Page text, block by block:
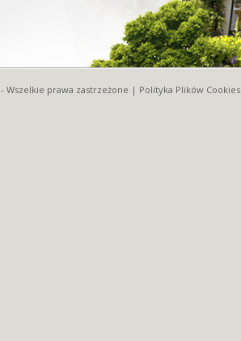
- Wszelkie prawa zastrzeżone | Polityka Plików Cookies